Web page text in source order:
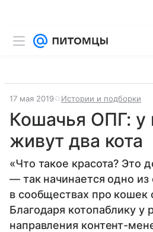
17 мая 2019 Истории и подборки
Кошачья ОПГ: у
живут два кота
«Что такое красота? Это
— так начинается одно
в сообществах про кошек
Благодаря котопаблику у
направления контент-